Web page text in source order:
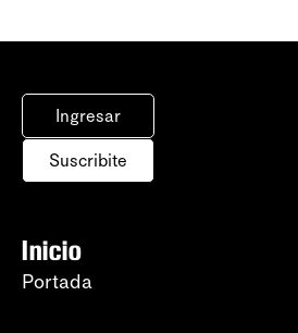
Ingresar
Suscribite
Inicio
Portada